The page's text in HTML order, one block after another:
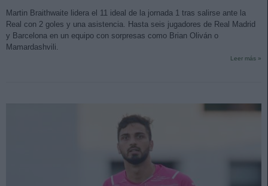
Martin Braithwaite lidera el 11 ideal de la jornada 1 tras salirse ante la
Real con 2 goles y una asistencia. Hasta seis jugadores de Real Madrid
y Barcelona en un equipo con sorpresas como Brian Oliván o
Mamardashvili.
Leer más »